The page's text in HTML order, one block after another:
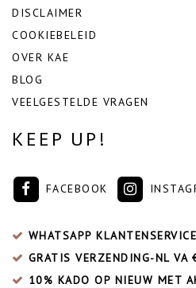
DISCLAIMER
COOKIEBELEID
OVER KAE
BLOG
VEELGESTELDE VRAGEN
KEEP UP!
FACEBOOK
WHATSAPP KLANTENSERVICE
GRATIS VERZENDING-NL VA
10% KADO OP NIEUW MET